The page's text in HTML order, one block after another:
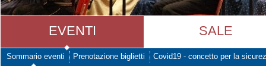
EVENTI SALE
Sommario eventi Prenotazione biglietti Covid19 - concetto per la